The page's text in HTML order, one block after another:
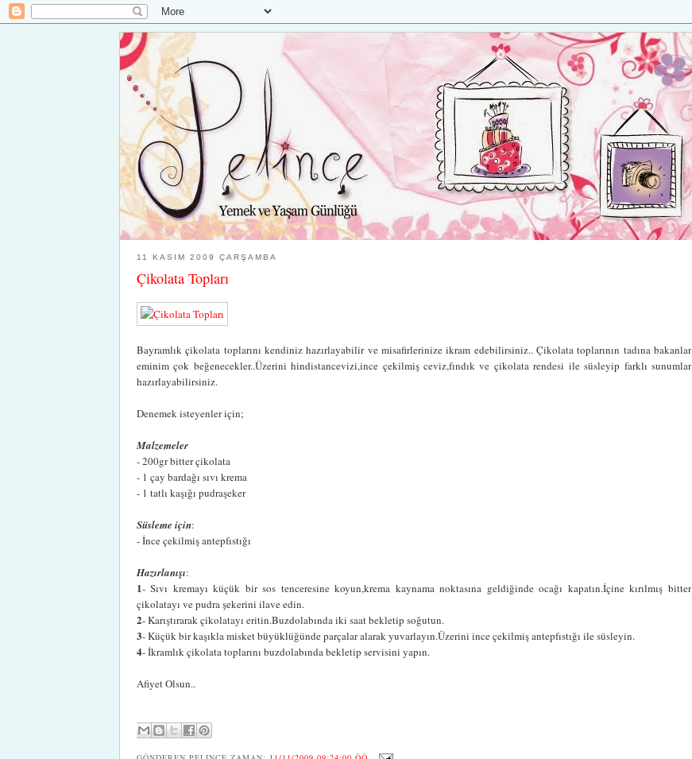
11 KASIM 2009 ÇARŞAMBA
Çikolata Topları
Bayramlık çikolata toplarını kendiniz hazırlayabilir ve misafirlerinize ikram edebilirsiniz.. Çikolata toplarının tadına bakanlar
eminim çok beğenecekler..Üzerini hindistancevizi,ince çekilmiş ceviz,fındık ve çikolata rendesi ile süsleyip farklı sunumlar
hazırlayabilirsiniz.
Denemek isteyenler için;
Malzemeler
- 200gr bitter çikolata
- 1 çay bardağı sıvı krema
- 1 tatlı kaşığı pudraşeker
Süsleme için:
- İnce çekilmiş antepfıstığı
Hazırlanışı:
1- Sıvı kremayı küçük bir sos tenceresine koyun,krema kaynama noktasına geldiğinde ocağı kapatın.İçine kırılmış bitter
çikolatayı ve pudra şekerini ilave edin.
2- Karıştırarak çikolatayı eritin.Buzdolabında iki saat bekletip soğutun.
3- Küçük bir kaşıkla misket büyüklüğünde parçalar alarak yuvarlayın.Üzerini ince çekilmiş antepfıstığı ile süsleyin.
4- İkramlık çikolata toplarını buzdolabında bekletip servisini yapın.
Afiyet Olsun..